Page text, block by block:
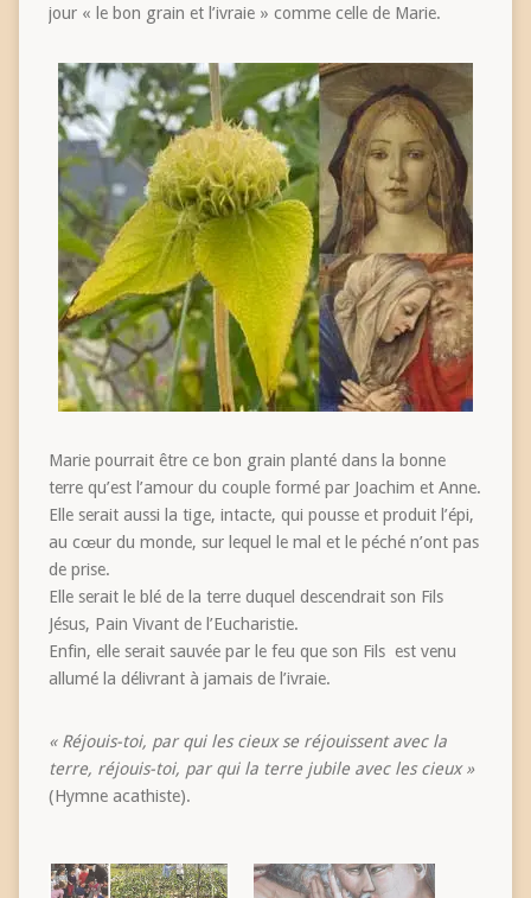
jour « le bon grain et l’ivraie » comme celle de Marie.
Marie pourrait être ce bon grain planté dans la bonne
terre qu’est l’amour du couple formé par Joachim et Anne.
Elle serait aussi la tige, intacte, qui pousse et produit l’épi,
au cœur du monde, sur lequel le mal et le péché n’ont pas
de prise.
Elle serait le blé de la terre duquel descendrait son Fils
Jésus, Pain Vivant de l’Eucharistie.
Enfin, elle serait sauvée par le feu que son Fils est venu
allumé la délivrant à jamais de l’ivraie.
« Réjouis-toi, par qui les cieux se réjouissent avec la
terre, réjouis-toi, par qui la terre jubile avec les cieux »
(Hymne acathiste).